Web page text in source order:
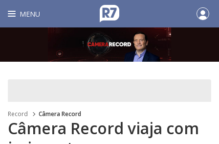
MENU
Record Câmera Record
Câmera Record viaja com